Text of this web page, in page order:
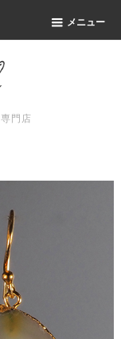
メニュー
門店